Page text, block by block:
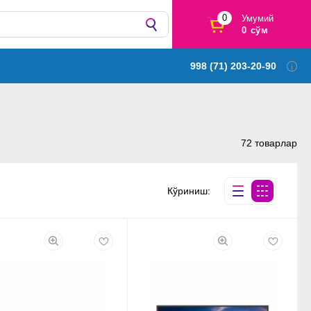
0
Умумий
0 сўм
998 (71) 203-20-90
72 товарлар
Кўриниш: